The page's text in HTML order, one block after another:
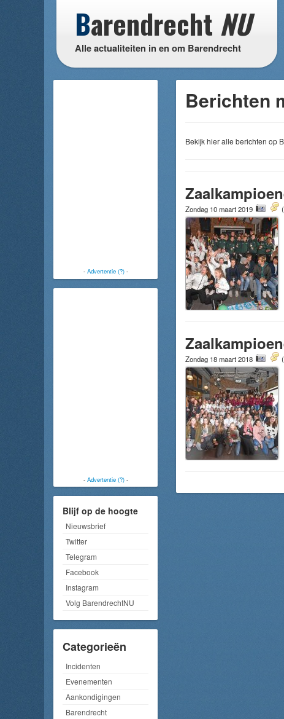
Barendrecht NU
Alle actualiteiten in en om Barendrecht
- Advertentie (?)-
- Advertentie (?)-
Blijf op de hoogte
Nieuwsbrief
Twitter
Telegram
Facebook
Instagram
Volg BarendrechtNU
Categorieën
Incidenten
Evenementen
Aankondigingen
Barendrecht
Berichten
Bekijk hier alle berichten op
Zondag 10 maart 2019
Zondag 18 maart 2018